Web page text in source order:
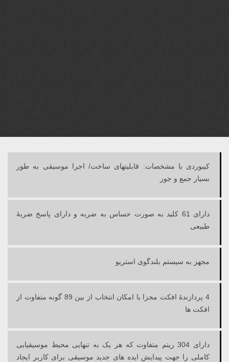
کیبوردی با مشخصات: قابلیت‏های ساخت/ اجرا موسیقی به طور
بسیار جمع و جور
دارای 61 کلید به صورت حساس به ضربه و دارای پاسخ ضربۀ
طبیعی
مجهز به سیستم بلندگوی استریو
4 پردازندۀ افکت مجزا با امکان انتخاب از بین 89 گونه متفاوت از
افکت‏ ها
دارای 304 ریتم متفاوت که هر یک به تنهایی محیط موسیقیایی
کاملی را جهت پیدایش ایده ‏های جدید موسیقی برای کاربر ایجاد